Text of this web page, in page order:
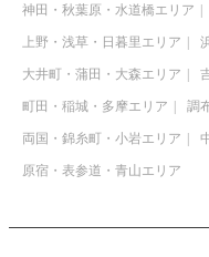
神田・秋葉原・水道橋エリア
上野・浅草・日暮里エリア
大井町・蒲田・大森エリア
町田・稲城・多摩エリア 調
両国・錦糸町・小岩エリア
原宿・表参道・青山エリア